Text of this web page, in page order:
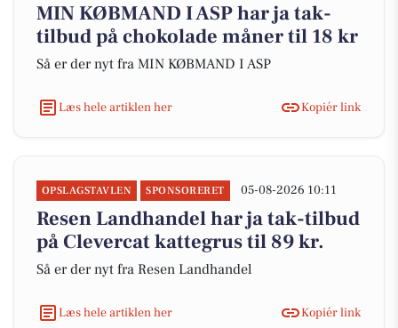
MIN KØBMAND I ASP har ja tak-
tilbud på chokolade måner til 18 kr
Så er der nyt fra MIN KØBMAND I ASP
Læs hele artiklen her Kopiér link
OPSLAGSTAVLEN SPONSORERET 05-08-2026 10:11
Resen Landhandel har ja tak-tilbud
på Clevercat kattegrus til 89 kr.
Så er der nyt fra Resen Landhandel
Læs hele artiklen her Kopiér link